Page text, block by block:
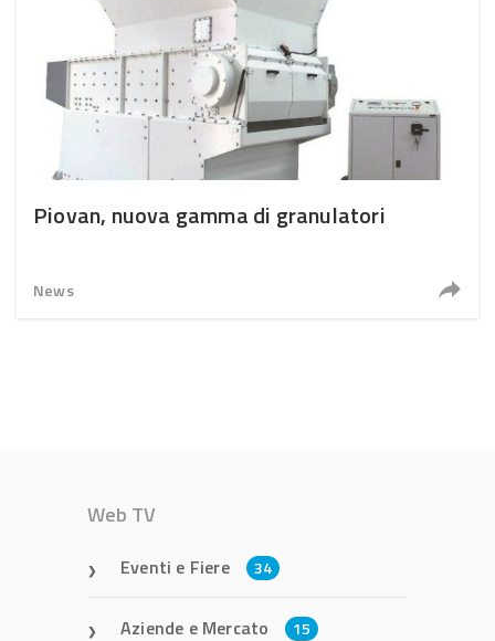
Piovan, nuova gamma di granulatori
News
Web TV
Eventi e Fiere 34
Aziende e Mercato 15